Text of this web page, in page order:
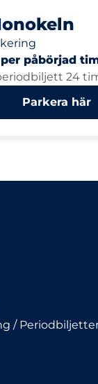
påbörjad
24
Parkera här
/